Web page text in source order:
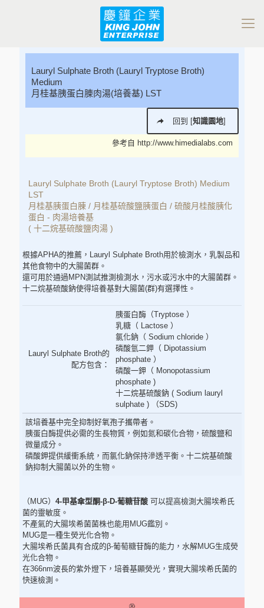
Lauryl Sulphate Broth (Lauryl Tryptose Broth)
Medium
月桂基胰蛋白腖肉湯(培養基) LST
回到 [知識園地]
參考自 http://www.himedialabs.com
Lauryl Sulphate Broth (Lauryl Tryptose Broth) Medium
LST
月桂基胰蛋白腖 / 月桂基硫酸鹽胰蛋白 / 硫酸月桂酸胰化
蛋白 - 肉湯培養基
( 十二烷基硫酸鹽肉湯 )
根據APHA的推薦，Lauryl Sulphate Broth用於檢測水，乳製品和
其他食物中的大腸菌群。
還可用於通過MPN測試推測檢測水，污水或污水中的大腸菌群。
十二烷基硫酸鈉使得培養基對大腸菌(群)有選擇性。
Lauryl Sulphate Broth的
配方包含：
胰蛋白酶（Tryptose ）
乳糖（ Lactose ）
氯化鈉（ Sodium chloride ）
磷酸氫二鉀（ Dipotassium
phosphate ）
磷酸一鉀（ Monopotassium
phosphate )
十二烷基硫酸鈉 ( Sodium lauryl
sulphate ) （SDS)
該培養基中完全抑制好氧孢子攜帶者。
胰蛋白酶提供必需的生長物質，例如氮和碳化合物，硫酸鹽和
微量成分。
磷酸鉀提供緩衝系統，而氯化鈉保持滲透平衡。十二烷基硫酸
鈉抑制大腸菌以外的生物。
（MUG） 4-甲基傘型酮-β-D-葡糖苷酸 可以提高檢測大腸埃希氏
菌的靈敏度。
不產氣的大腸埃希菌菌株也能用MUG鑑別。
MUG是一種生熒光化合物。
大腸埃希氏菌具有合成的β-葡萄糖苷酶的能力，水解MUG生成熒
光化合物。
在366nm波長的紫外燈下，培養基顯熒光，實現大腸埃希氏菌的
快速檢測。